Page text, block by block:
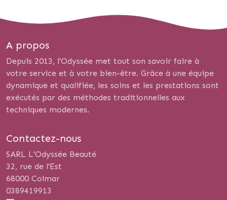
A propos
Depuis 2013, l'Odyssée met tout son savoir faire à
votre service et à votre bien-être. Grâce à une équipe
dynamique et qualifiée, les soins et les prestations sont
exécutés par des méthodes traditionnelles aux
techniques modernes.
Contactez-nous
SARL L'Odyssée Beauté
32, rue de l'Est
68000 Colmar
0389419913